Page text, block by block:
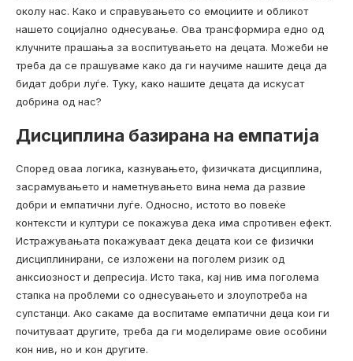
околу нас. Како и справувањето со емоциите и обликот
нашето социјално однесување. Ова трансформира едно од
клучните прашања за воспитувањето на децата. Можеби не
треба да се прашуваме како да ги научиме нашите деца да
бидат добри луѓе. Туку, како нашите децата да искусат
добрина од нас?
Дисциплина базирана на емпатија
Според оваа логика, казнувањето, физичката дисциплина,
засрамувањето и наметнувањето вина нема да развие
добри и емпатични луѓе. Односно, истото во повеќе
контексти и култури се покажува дека има спротивен ефект.
Истражувањата покажуваат дека децата кои се физички
дисциплинирани, се изложени на поголем ризик од
анксиозност и депресија. Исто така, кај нив има поголема
стапка на проблеми со однесувањето и злоупотреба на
супстанци. Ако сакаме да воспитаме емпатични деца кои ги
почитуваат другите, треба да ги моделираме овие особини
кон нив, но и кон другите.